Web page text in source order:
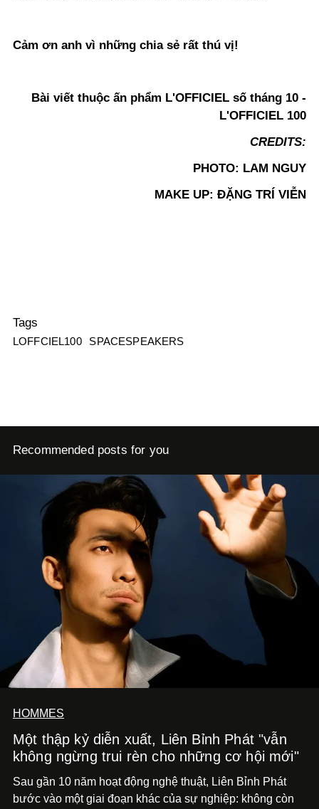
Cảm ơn anh vì những chia sẻ rất thú vị!
Bài viết thuộc ấn phẩm L'OFFICIEL số tháng 10 -
L'OFFICIEL 100
CREDITS:
PHOTO: LAM NGUY
MAKE UP: ĐẶNG TRÍ VIỄN
Tags
LOFFCIEL100 SPACESPEAKERS
Recommended posts for you
HOMMES
Một thập kỷ diễn xuất, Liên Bỉnh Phát "vẫn
không ngừng trui rèn cho những cơ hội mới"
Sau gần 10 năm hoạt động nghệ thuật, Liên Bỉnh Phát
bước vào một giai đoạn khác của sự nghiệp: không còn